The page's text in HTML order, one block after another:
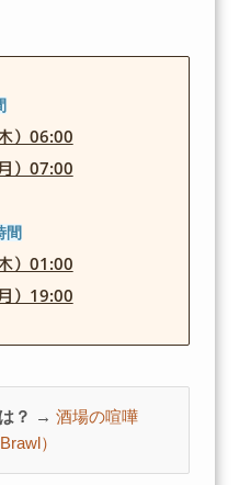
）06:00
）07:00
間
）01:00
）19:00
？ → 酒場の喧嘩
）